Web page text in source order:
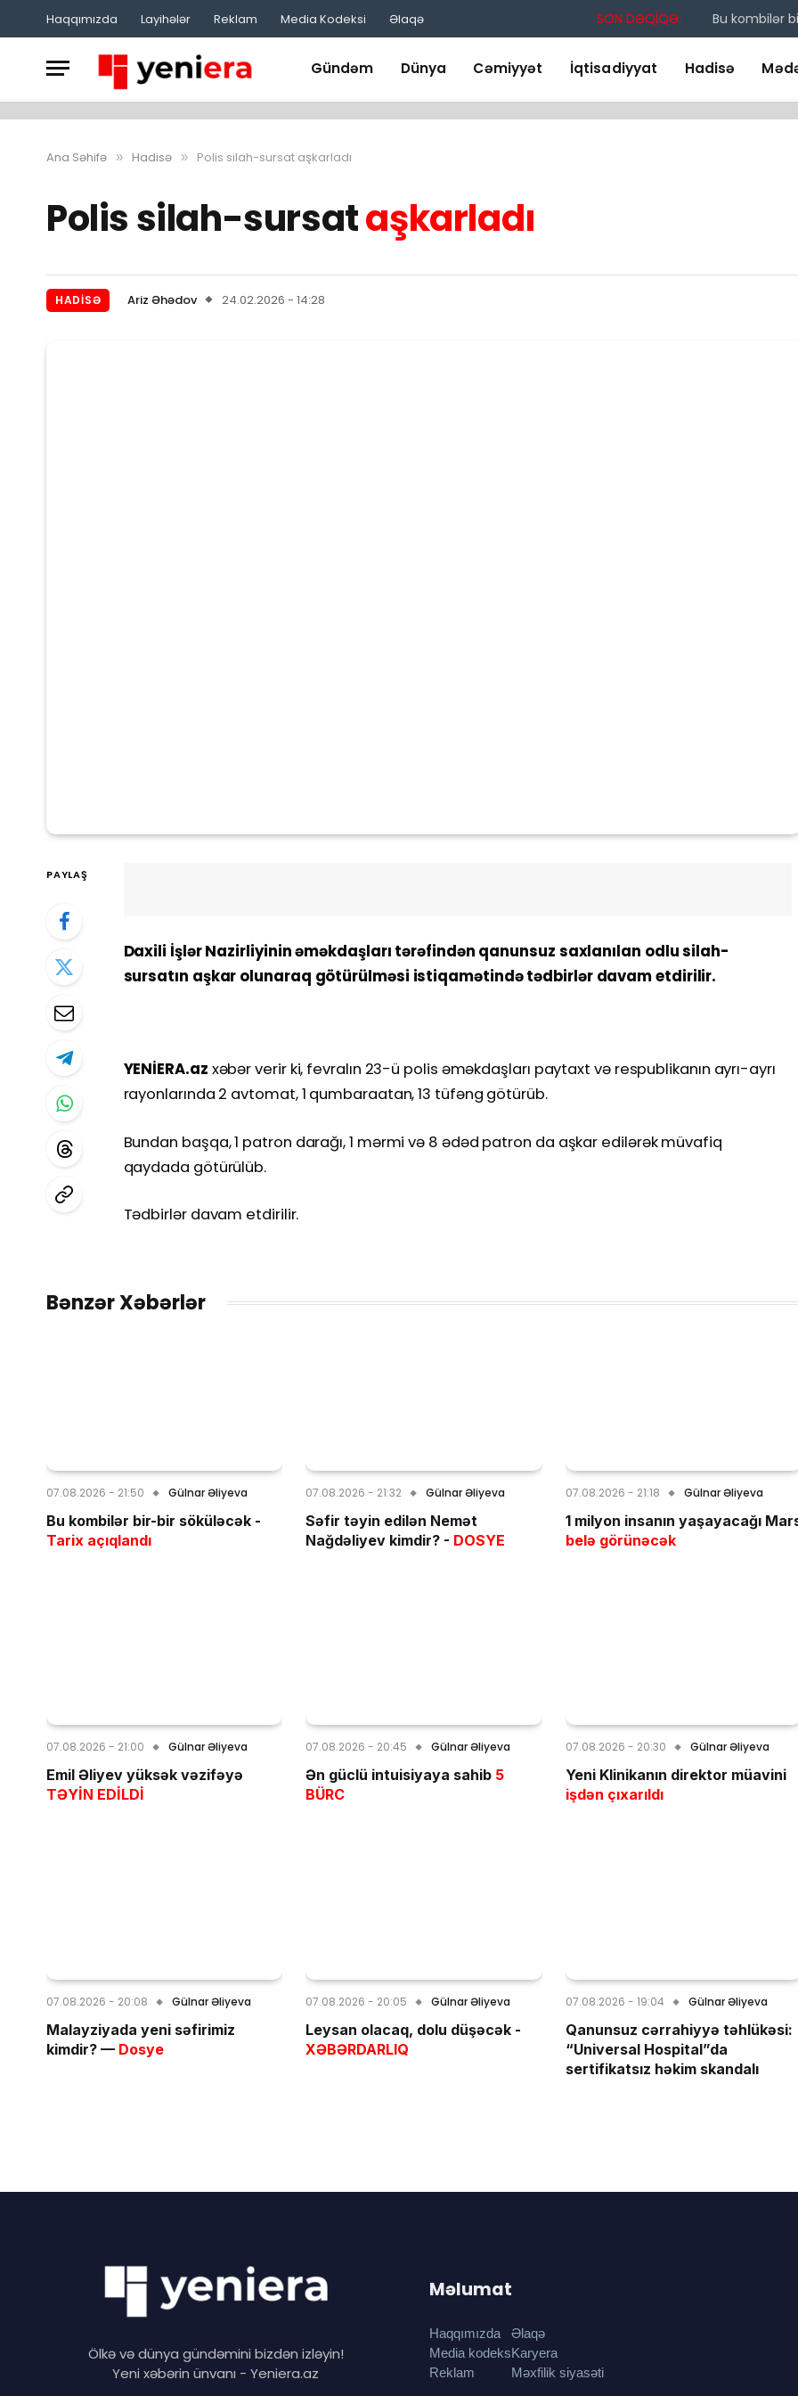
Haqqımızda Layihələr Reklam Media Kodeksi Əlaqə SON DƏQİQƏ: Bu kombilər
Gündəm Dünya Cəmiyyət İqtisadiyyat Hadisə
Ana Səhifə » Hadisə » Polis silah-sursat aşkarladı
Polis silah-sursataşkarladı
HADISƏ Ariz Əhədov 24.02.2026 - 14:28
PAYLAŞ
Daxili İşlər Nazirliyinin əməkdaşları tərəfindən qanunsuz saxlanılan odlu silah-
sursatın aşkar olunaraq götürülməsi istiqamətində tədbirlər davam etdirilir.
YENİERA.az xəbər verir ki, fevralın 23-ü polis əməkdaşları paytaxt və respublikanın ayrı-ayrı
rayonlarında 2 avtomat, 1 qumbaraatan, 13 tüfəng götürüb.
Bundan başqa, 1 patron darağı, 1 mərmi və 8 ədəd patron da aşkar edilərək müvafiq
qaydada götürülüb.
Tədbirlər davam etdirilir.
Bənzər Xəbərlər
07.08.2026 - 21:50 Gülnar Əliyeva
Bu kombilər bir-bir söküləcək -
Tarix açıqlandı
07.08.2026 - 21:32 Gülnar Əliyeva
Səfir təyin edilən Nemət
Nağdəliyev kimdir? - DOSYE
07.08.2026 - 21:18 Gülnar Əliyeva
1 milyon insanın yaşayacağı
belə görünəcək
07.08.2026 - 21:00 Gülnar Əliyeva
Emil Əliyev yüksək vəzifəyə
TƏYİN EDİLDİ
07.08.2026 - 20:45 Gülnar Əliyeva
Ən güclü intuisiyaya sahib 5
BÜRC
07.08.2026 - 20:30 Gülnar Əliyeva
Yeni Klinikanın direktor müavini
işdən çıxarıldı
07.08.2026 - 20:08 Gülnar Əliyeva
Malayziyada yeni səfirimiz
kimdir? — Dosye
07.08.2026 - 20:05 Gülnar Əliyeva
Leysan olacaq, dolu düşəcək -
XƏBƏRDARLIQ
07.08.2026 - 19:04 Gülnar Əliyeva
Qanunsuz cərrahiyyə təhlükəsi:
“Universal Hospital”da
sertifikatsız həkim skandalı
Ölkə və dünya gündəmini bizdən izləyin!
Yeni xəbərin ünvanı - Yeniera.az
Məlumat
Haqqımızda
Media kodeks
Reklam
Əlaqə
Karyera
Məxfilik siyasəti